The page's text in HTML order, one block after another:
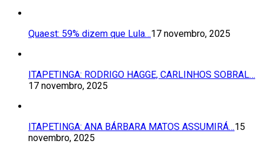
Quaest: 59% dizem que Lula…17 novembro, 2025
ITAPETINGA: RODRIGO HAGGE, CARLINHOS SOBRAL…
17 novembro, 2025
ITAPETINGA: ANA BÁRBARA MATOS ASSUMIRÁ…15
novembro, 2025